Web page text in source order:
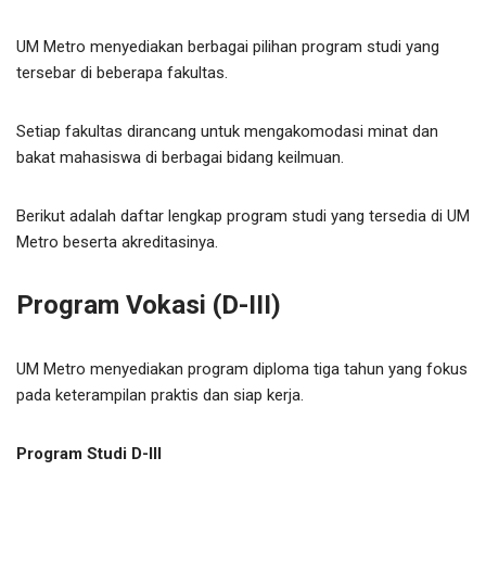
UM Metro menyediakan berbagai pilihan program studi yang
tersebar di beberapa fakultas.
Setiap fakultas dirancang untuk mengakomodasi minat dan
bakat mahasiswa di berbagai bidang keilmuan.
Berikut adalah daftar lengkap program studi yang tersedia di UM
Metro beserta akreditasinya.
Program Vokasi (D-III)
UM Metro menyediakan program diploma tiga tahun yang fokus
pada keterampilan praktis dan siap kerja.
Program Studi D-III